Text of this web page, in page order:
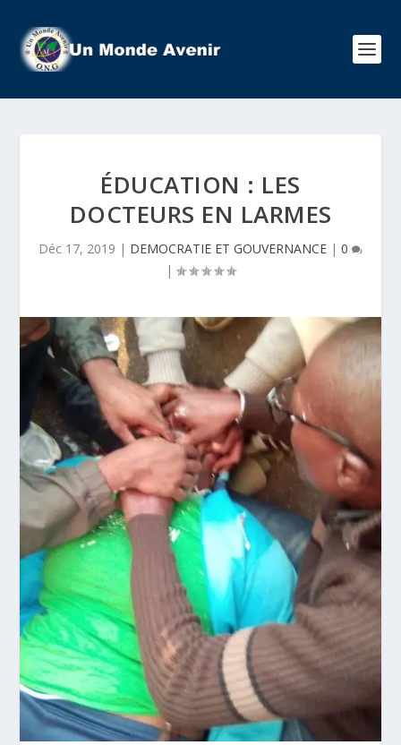
ÉDUCATION : LES
DOCTEURS EN LARMES
Déc 17, 2019 | DEMOCRATIE ET GOUVERNANCE | 0
|